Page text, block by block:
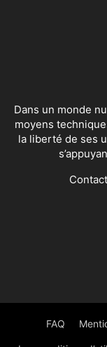
Dans un monde
moyens
la liberté de ses
FAQ